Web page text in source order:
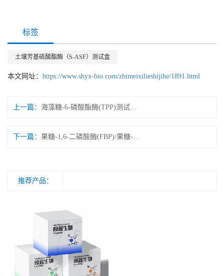
标签
土壤芳基硫酸酯酶（S-ASF）测试盒
本文网址： https://www.shyx-bio.com/zhimeixilieshijihe/1891.html
上一篇：
下一篇：
推荐产品：